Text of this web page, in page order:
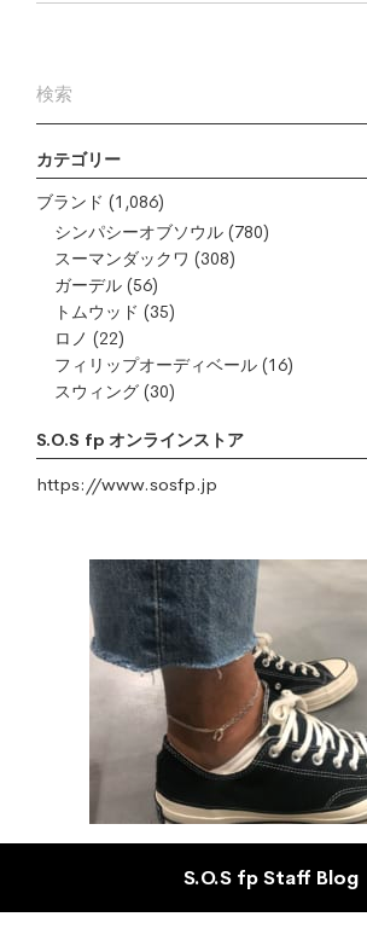
カテゴリー
ブランド (1,086)
シンパシーオブソウル (780)
スーマンダックワ (308)
ガーデル (56)
トムウッド (35)
ロノ (22)
フィリップオーディベール (16)
スウィング (30)
S.O.S fp オンラインストア
https://www.sosfp.jp
S.O.S fp Staff Blog